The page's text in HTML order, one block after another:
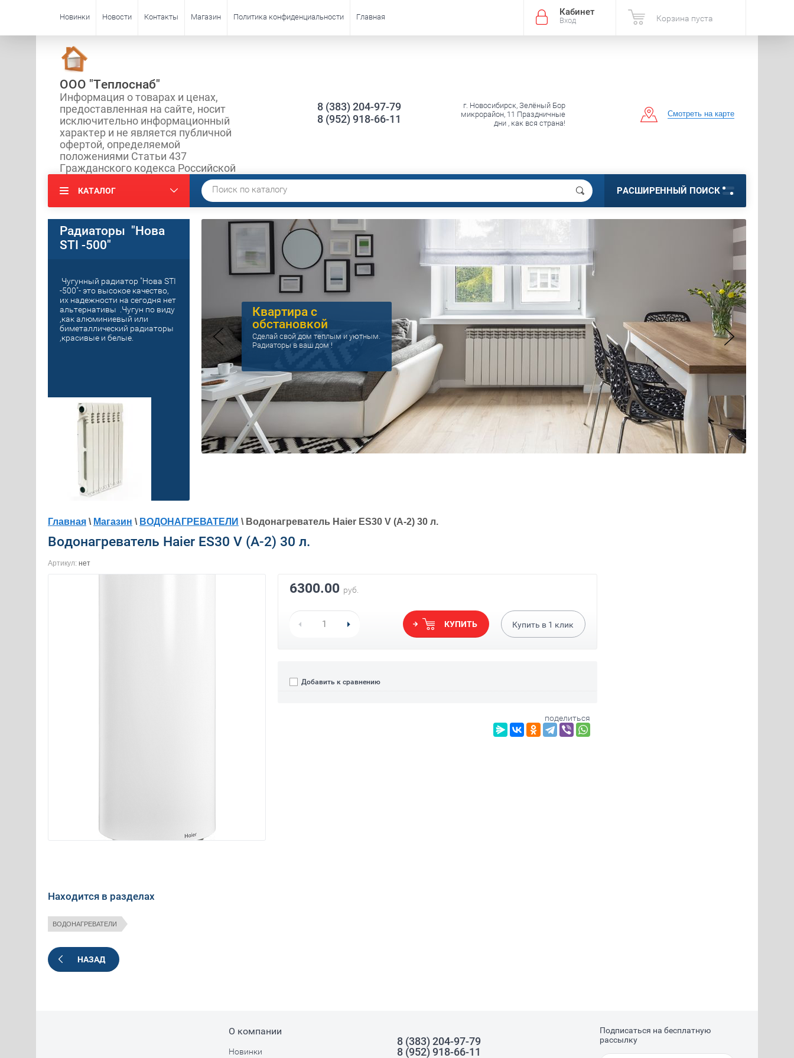
Кабинет
Вход Корзина пуста
Новинки Новости Контакты Магазин Политика конфиденциальности Главная
ООО "Теплоснаб"
Информация о товарах и ценах,
предоставленная на сайте, носит
исключительно информационный
характер и не является публичной
офертой, определяемой
положениями Статьи 437
Гражданского кодекса Российской
8 (383) 204-97-79
8 (952) 918-66-11
г. Новосибирск, Зелёный Бор
микрорайон, 11 Праздничные
дни , как вся страна!
Смотреть на карте
КАТАЛОГ РАСШИРЕННЫЙ ПОИСК
Радиаторы "Нова
STI -500"
Чугунный радиатор "Нова STI
-500"- это высокое качество,
их надежности на сегодня нет
альтернативы .Чугун по виду
,как алюминиевый или
биметаллический радиаторы
,красивые и белые.
Квартира с
обстановкой
Сделай свой дом теплым и уютным.
Радиаторы в ваш дом !
Главная \ Магазин \ ВОДОНАГРЕВАТЕЛИ \ Водонагреватель Haier ES30 V (A-2) 30 л.
Водонагреватель Haier ES30 V (A-2) 30 л.
Артикул: нет
6300.00 руб.
КУПИТЬ Купить в 1 клик
Добавить к сравнению
поделиться
Находится в разделах
ВОДОНАГРЕВАТЕЛИ
НАЗАД
О компании
Новинки
8 (383) 204-97-79
8 (952) 918-66-11
Подписаться на бесплатную
рассылку